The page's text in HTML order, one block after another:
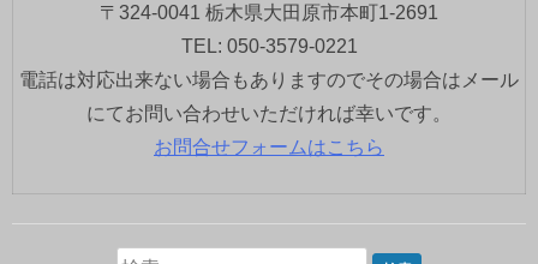
〒324-0041 栃木県大田原市本町1-2691
TEL: 050-3579-0221
電話は対応出来ない場合もありますのでその場合はメール
にてお問い合わせいただければ幸いです。
お問合せフォームはこちら